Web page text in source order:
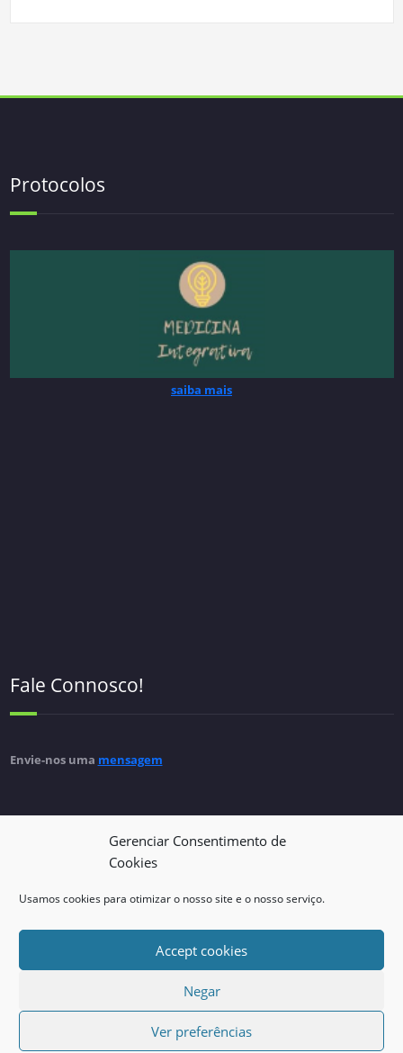
Gerenciar Consentimento de
Cookies
Usamos cookies para otimizar o nosso site e o nosso serviço.
Accept cookies
Negar
Ver preferências
Protocolos
saiba mais
Fale Connosco!
Envie-nos uma mensagem
Política de privacidade
Consulte a nossapolítica de privacidade
Proudly powered byWordPress| Theme:SpicePressby SpiceThemes